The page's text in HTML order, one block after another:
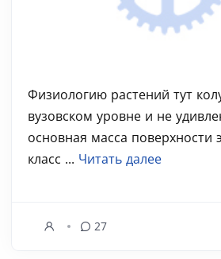
Физиологию растений тут
вузовском уровне и не
основная масса поверхности
класс ... Читать далее
27